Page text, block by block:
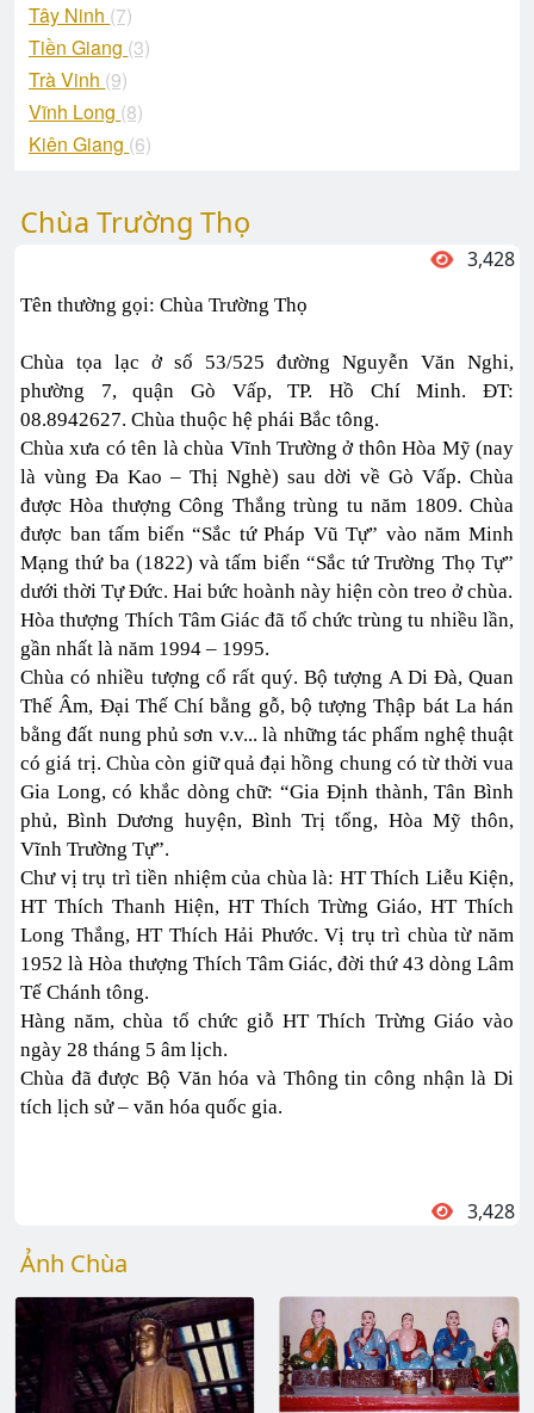
Tây Ninh (7)
Tiền Giang (3)
Trà Vinh (9)
Vĩnh Long (8)
Kiên Giang (6)
Chùa Trường Thọ
3,428
Tên thường gọi: Chùa Trường Thọ
Chùa tọa lạc ở số 53/525 đường Nguyễn Văn Nghi,
phường 7, quận Gò Vấp, TP. Hồ Chí Minh. ĐT:
08.8942627. Chùa thuộc hệ phái Bắc tông.
Chùa xưa có tên là chùa Vĩnh Trường ở thôn Hòa Mỹ (nay
là vùng Đa Kao – Thị Nghè) sau dời về Gò Vấp. Chùa
được Hòa thượng Công Thắng trùng tu năm 1809. Chùa
được ban tấm biển “Sắc tứ Pháp Vũ Tự” vào năm Minh
Mạng thứ ba (1822) và tấm biển “Sắc tứ Trường Thọ Tự”
dưới thời Tự Đức. Hai bức hoành này hiện còn treo ở chùa.
Hòa thượng Thích Tâm Giác đã tổ chức trùng tu nhiều lần,
gần nhất là năm 1994 – 1995.
Chùa có nhiều tượng cổ rất quý. Bộ tượng A Di Đà, Quan
Thế Âm, Đại Thế Chí bằng gỗ, bộ tượng Thập bát La hán
bằng đất nung phủ sơn v.v... là những tác phẩm nghệ thuật
có giá trị. Chùa còn giữ quả đại hồng chung có từ thời vua
Gia Long, có khắc dòng chữ: “Gia Định thành, Tân Bình
phủ, Bình Dương huyện, Bình Trị tổng, Hòa Mỹ thôn,
Vĩnh Trường Tự”.
Chư vị trụ trì tiền nhiệm của chùa là: HT Thích Liễu Kiện,
HT Thích Thanh Hiện, HT Thích Trừng Giáo, HT Thích
Long Thắng, HT Thích Hải Phước. Vị trụ trì chùa từ năm
1952 là Hòa thượng Thích Tâm Giác, đời thứ 43 dòng Lâm
Tế Chánh tông.
Hàng năm, chùa tổ chức giỗ HT Thích Trừng Giáo vào
ngày 28 tháng 5 âm lịch.
Chùa đã được Bộ Văn hóa và Thông tin công nhận là Di
tích lịch sử – văn hóa quốc gia.
3,428
Ảnh Chùa